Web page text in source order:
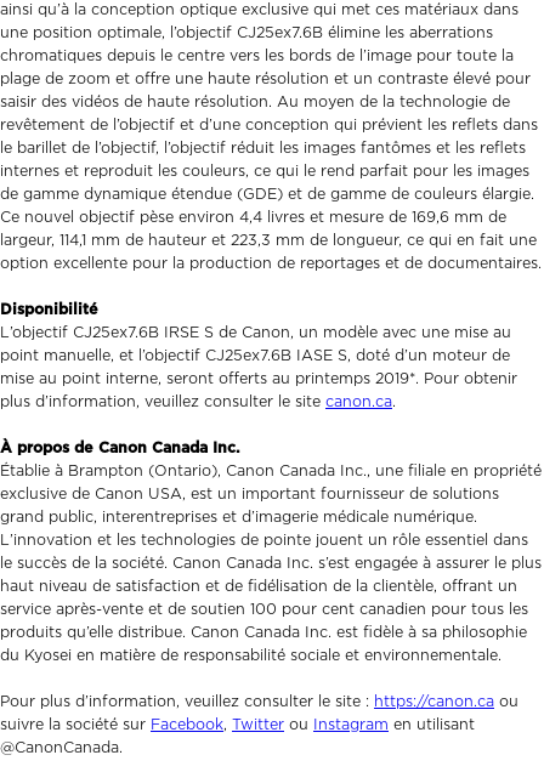
ainsi qu’à la conception optique exclusive qui met ces matériaux dans
une position optimale, l’objectif CJ25ex7.6B élimine les aberrations
chromatiques depuis le centre vers les bords de l’image pour toute la
plage de zoom et offre une haute résolution et un contraste élevé pour
saisir des vidéos de haute résolution. Au moyen de la technologie de
revêtement de l’objectif et d’une conception qui prévient les reflets dans
le barillet de l’objectif, l’objectif réduit les images fantômes et les reflets
internes et reproduit les couleurs, ce qui le rend parfait pour les images
de gamme dynamique étendue (GDE) et de gamme de couleurs élargie.
Ce nouvel objectif pèse environ 4,4 livres et mesure de 169,6 mm de
largeur, 114,1 mm de hauteur et 223,3 mm de longueur, ce qui en fait une
option excellente pour la production de reportages et de documentaires.
Disponibilité
L’objectif CJ25ex7.6B IRSE S de Canon, un modèle avec une mise au
point manuelle, et l’objectif CJ25ex7.6B IASE S, doté d’un moteur de
mise au point interne, seront offerts au printemps 2019*. Pour obtenir
plus d’information, veuillez consulter le site canon.ca.
À propos de Canon Canada Inc.
Établie à Brampton (Ontario), Canon Canada Inc., une filiale en propriété
exclusive de Canon USA, est un important fournisseur de solutions
grand public, interentreprises et d’imagerie médicale numérique.
L’innovation et les technologies de pointe jouent un rôle essentiel dans
le succès de la société. Canon Canada Inc. s’est engagée à assurer le plus
haut niveau de satisfaction et de fidélisation de la clientèle, offrant un
service après-vente et de soutien 100 pour cent canadien pour tous les
produits qu’elle distribue. Canon Canada Inc. est fidèle à sa philosophie
du Kyosei en matière de responsabilité sociale et environnementale.
Pour plus d’information, veuillez consulter le site : https://canon.ca ou
suivre la société sur Facebook, Twitter ou Instagram en utilisant
@CanonCanada.